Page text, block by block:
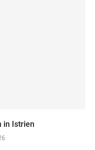
in Istrien